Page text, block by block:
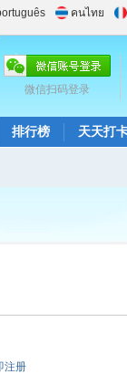
คนไทย
微信扫码登录
排行榜 天天打
注册